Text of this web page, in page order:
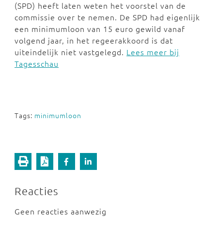
(SPD) heeft laten weten het voorstel van de
commissie over te nemen. De SPD had eigenlijk
een minimumloon van 15 euro gewild vanaf
volgend jaar, in het regeerakkoord is dat
uiteindelijk niet vastgelegd. Lees meer bij
Tagesschau
Tags: minimumloon
Reacties
Geen reacties aanwezig